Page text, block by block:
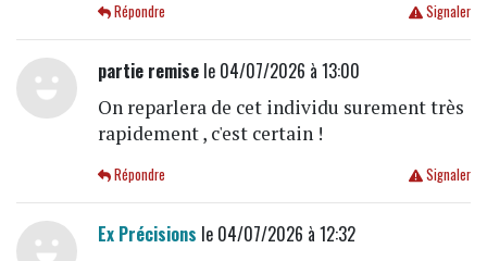
Signaler
Répondre
partie remisele 04/07/2026 à 13:00
On reparlera de cet individu surement très
rapidement , c'est certain !
Signaler
Répondre
Ex Précisions le 04/07/2026 à 12:32